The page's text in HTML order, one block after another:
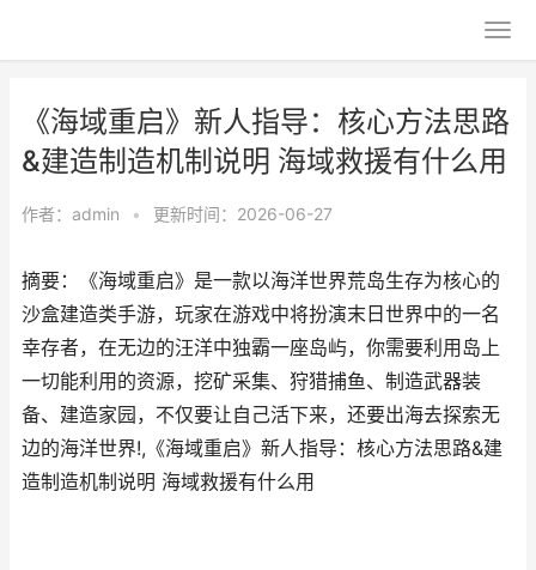
《海域重启》新人指导：核心方法思路
&建造制造机制说明 海域救援有什么用
作者： admin • 更新时间：2026-06-27
摘要：《海域重启》是一款以海洋世界荒岛生存为核心的
沙盒建造类手游，玩家在游戏中将扮演末日世界中的一名
幸存者，在无边的汪洋中独霸一座岛屿，你需要利用岛上
一切能利用的资源，挖矿采集、狩猎捕鱼、制造武器装
备、建造家园，不仅要让自己活下来，还要出海去探索无
边的海洋世界!,《海域重启》新人指导：核心方法思路&建
造制造机制说明 海域救援有什么用